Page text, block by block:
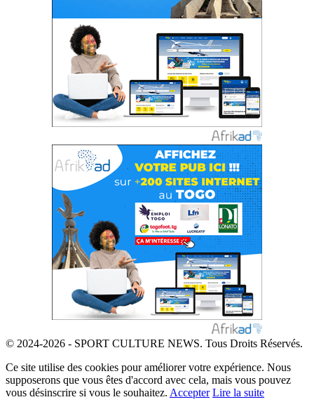
© 2024-2026 - SPORT CULTURE NEWS. Tous Droits Réservés.
Ce site utilise des cookies pour améliorer votre expérience. Nous
supposerons que vous êtes d'accord avec cela, mais vous pouvez
vous désinscrire si vous le souhaitez. Accepter Lire la suite